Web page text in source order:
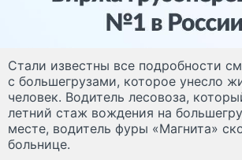
Стали известны все подробности
с большегрузами, которое унесло
человек. Водитель лесовоза,
летний стаж вождения на
месте, водитель фуры «Магнита»
больнице.